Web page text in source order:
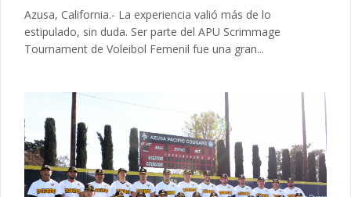
Azusa, California.- La experiencia valió más de lo
estipulado, sin duda. Ser parte del APU Scrimmage
Tournament de Voleibol Femenil fue una gran...